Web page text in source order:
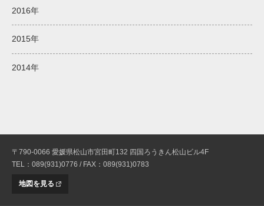
2016年
2015年
2014年
〒790-0066 愛媛県松山市宮田町132 四国ろうきん松山ビル4F
TEL：089(931)0776 / FAX：089(931)0783
地図を見る